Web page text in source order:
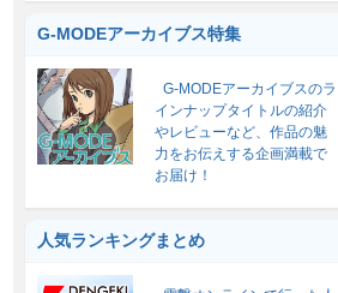
G-MODEアーカイブス特集
G-MODEアーカイブスのラ
インナップタイトルの紹介
やレビューなど、作品の魅
力をお伝えする企画満載で
お届け！
人気ランキングまとめ